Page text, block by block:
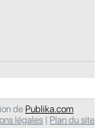
de Publika.com
légales | Plan du site